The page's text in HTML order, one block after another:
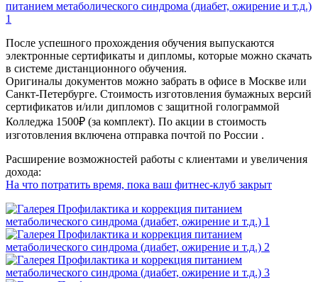
После успешного прохождения обучения выпускаются
электронные сертификаты и дипломы, которые можно скачать
в системе дистанционного обучения.
Оригиналы документов можно забрать в офисе в Москве или
Санкт-Петербурге. Стоимость изготовления бумажных версий
сертификатов и/или дипломов с защитной голограммой
Колледжа 1500₽ (за комплект). По акции в стоимость
изготовления включена отправка почтой по России .
Расширение возможностей работы с клиентами и увеличения
дохода:
На что потратить время, пока ваш фитнес-клуб закрыт